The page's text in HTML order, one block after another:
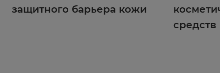
защитного барьера кожи
средств